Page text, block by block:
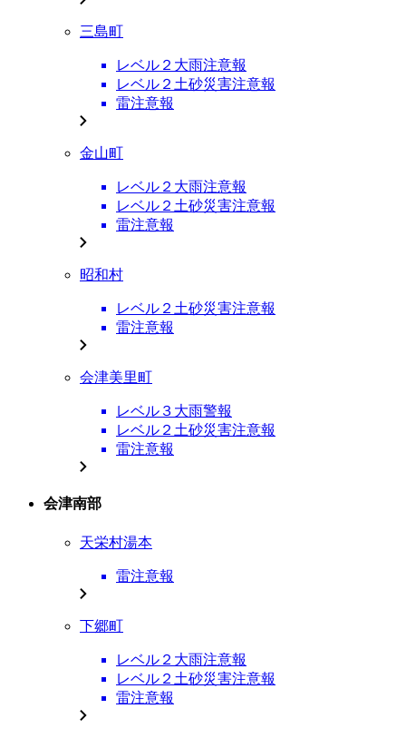
三島町
レベル２大雨注意報
レベル２土砂災害注意報
雷注意報
金山町
レベル２大雨注意報
レベル２土砂災害注意報
雷注意報
昭和村
レベル２土砂災害注意報
雷注意報
会津美里町
レベル３大雨警報
レベル２土砂災害注意報
雷注意報
会津南部
天栄村湯本
雷注意報
下郷町
レベル２大雨注意報
レベル２土砂災害注意報
雷注意報